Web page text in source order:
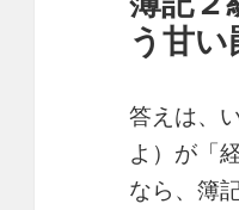
う甘い
答えは、
よ）が「
なら、簿